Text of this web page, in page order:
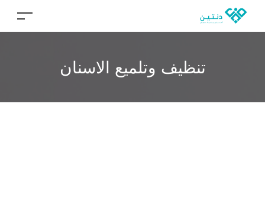
تنظيف وتلميع الاسنان